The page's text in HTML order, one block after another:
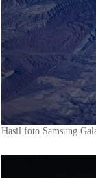
Hasil foto Samsung